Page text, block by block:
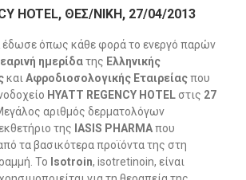
HOTEL, ΘΕΣ/ΝΙΚΗ, 27/04/2013
έδωσε όπως κάθε φορά το ενεργό παρών
ημερίδατης Ελληνικής
και Αφροδιοσολογικής Εταιρείαςπου
ΗΥΑΤΤ REGENCY HOTEL στις 27
Μεγάλος αριθμός δερματολόγων
της ΙΑSIS PHARMAπου
τα βασικότερα προϊόντα της στη
To sotroin, isotretinoin, είναι